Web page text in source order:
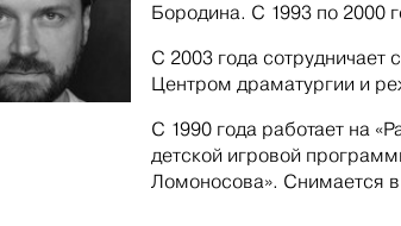
Бородина. С 1993 по 2000
С 2003 года
Центром драматургии и
С 1990 года работает на
детской игровой
Ломоносова». Снимается в